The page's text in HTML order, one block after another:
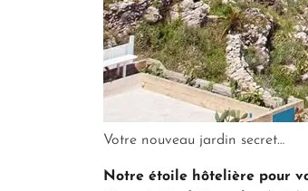
Votre nouveau jardin secret…
Notre étoile hôtelière pour